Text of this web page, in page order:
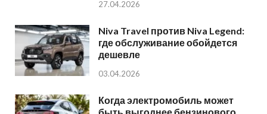
27.04.2026
Niva Travel против Niva Legend:
где обслуживание обойдется
дешевле
03.04.2026
Когда электромобиль может
быть выгоднее бензинового